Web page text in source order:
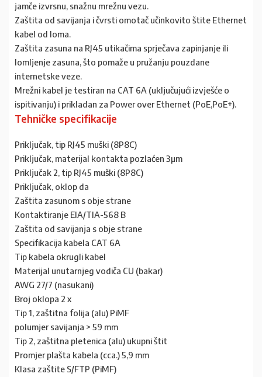
jamče izvrsnu, snažnu mrežnu vezu.
Zaštita od savijanja i čvrsti omotač učinkovito štite Ethernet
kabel od loma.
Zaštita zasuna na RJ45 utikačima sprječava zapinjanje ili
lomljenje zasuna, što pomaže u pružanju pouzdane
internetske veze.
Mrežni kabel je testiran na CAT 6A (uključujući izvješće o
ispitivanju) i prikladan za Power over Ethernet (PoE,PoE+).
Tehničke specifikacije
Priključak, tip RJ45 muški (8P8C)
Priključak, materijal kontakta pozlaćen 3µm
Priključak 2, tip RJ45 muški (8P8C)
Priključak, oklop da
Zaštita zasunom s obje strane
Kontaktiranje EIA/TIA-568 B
Zaštita od savijanja s obje strane
Specifikacija kabela CAT 6A
Tip kabela okrugli kabel
Materijal unutarnjeg vodiča CU (bakar)
AWG 27/7 (nasukani)
Broj oklopa 2 x
Tip 1, zaštitna folija (alu) PiMF
polumjer savijanja > 59 mm
Tip 2, zaštitna pletenica (alu) ukupni štit
Promjer plašta kabela (cca.) 5,9 mm
Klasa zaštite S/FTP (PiMF)